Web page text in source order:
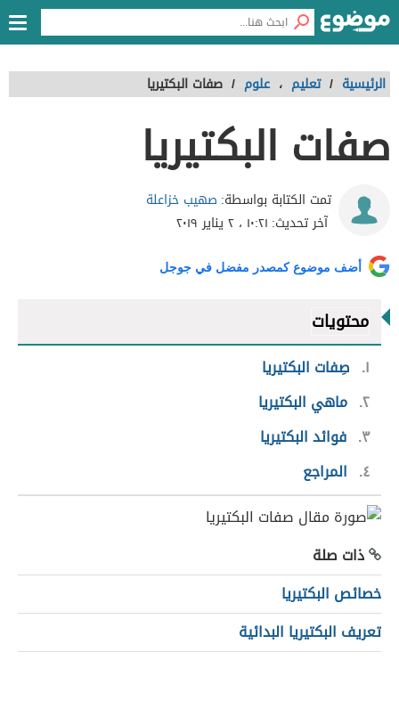
الرئيسية / تعليم ، علوم / صفات البكتيريا
صفات البكتيريا
تمت الكتابة بواسطة: صهيب خزاعلة
آخر تحديث: ١٠:٢١ ، ٢ يناير ٢٠١٩
أضف موضوع كمصدر مفضل في جوجل
محتويات
١
صِفات البكتيريا
٢ ماهي البكتيريا
٣ فوائد البكتيريا
٤
المراجع
ذات صلة
خصائص البكتيريا
تعريف البكتيريا البدائية